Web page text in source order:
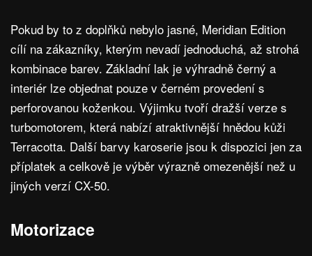
Pokud by to z doplňků nebylo jasné, Meridian Edition
cílí na zákazníky, kterým nevadí jednoduchá, až strohá
kombinace barev. Základní lak je výhradně černý a
interiér lze objednat pouze v černém provedení s
perforovanou koženkou. Výjimku tvoří dražší verze s
turbomotorem, která nabízí atraktivnější hnědou kůži
Terracotta. Další barvy karoserie jsou k dispozici jen za
příplatek a celkově je výběr výrazně omezenější než u
jiných verzí CX-50.
Motorizace